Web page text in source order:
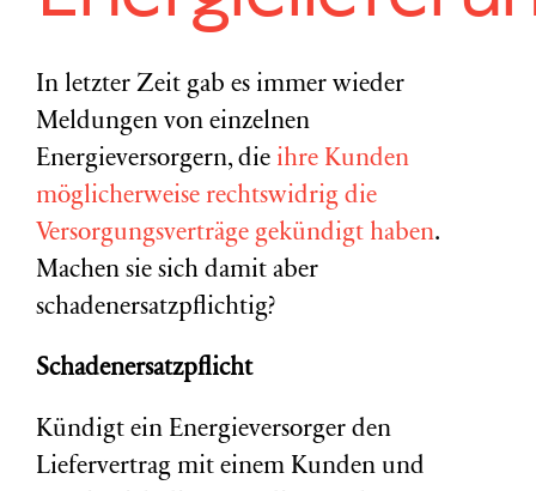
In letzter Zeit gab es immer wieder
Meldungen von einzelnen
Energieversorgern, die ihre Kunden
möglicherweise rechtswidrig die
Versorgungsverträge gekündigt haben.
Machen sie sich damit aber
schadenersatzpflichtig?
Schadenersatzpflicht
Kündigt ein Energieversorger den
Liefervertrag mit einem Kunden und